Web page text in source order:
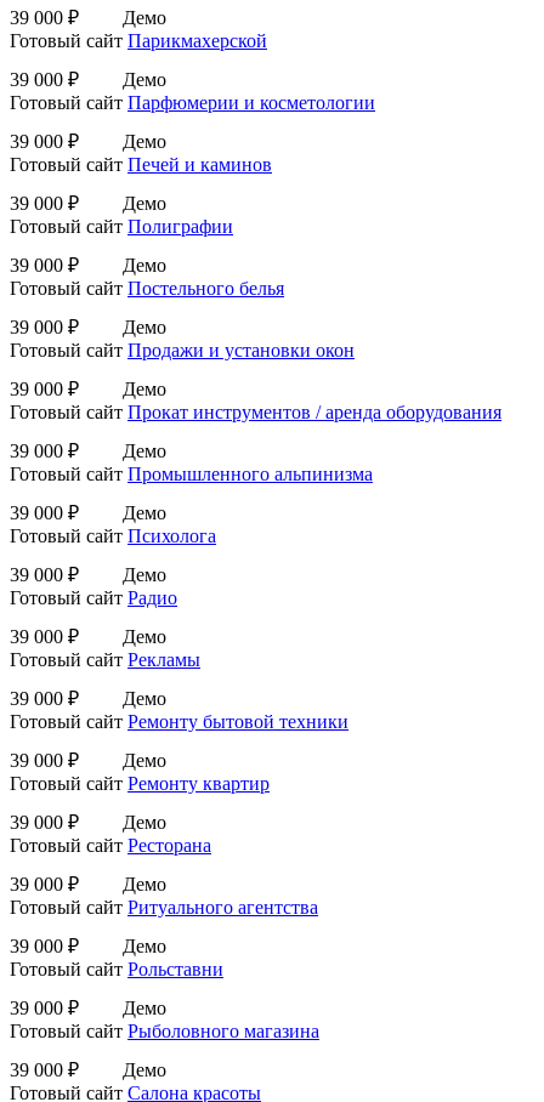
39 000 ₽
Демо
Готовый сайт Парикмахерской
39 000 ₽
Демо
Готовый сайт Парфюмерии и косметологии
39 000 ₽
Демо
Готовый сайт Печей и каминов
39 000 ₽
Демо
Готовый сайт Полиграфии
39 000 ₽
Демо
Готовый сайт Постельного белья
39 000 ₽
Демо
Готовый сайт Продажи и установки окон
39 000 ₽
Демо
Готовый сайт Прокат инструментов / аренда оборудования
39 000 ₽
Демо
Готовый сайт Промышленного альпинизма
39 000 ₽
Демо
Готовый сайт Психолога
39 000 ₽
Демо
Готовый сайт Радио
39 000 ₽
Демо
Готовый сайт Рекламы
39 000 ₽
Демо
Готовый сайт Ремонту бытовой техники
39 000 ₽
Демо
Готовый сайт Ремонту квартир
39 000 ₽
Демо
Готовый сайт Ресторана
39 000 ₽
Демо
Готовый сайт Ритуального агентства
39 000 ₽
Демо
Готовый сайт Рольставни
39 000 ₽
Демо
Готовый сайт Рыболовного магазина
39 000 ₽
Демо
Готовый сайт Салона красоты